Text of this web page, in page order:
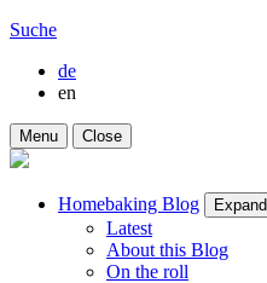
Suche
de
en
Menu Close
Homebaking Blog Expand
Latest
About this Blog
On the roll